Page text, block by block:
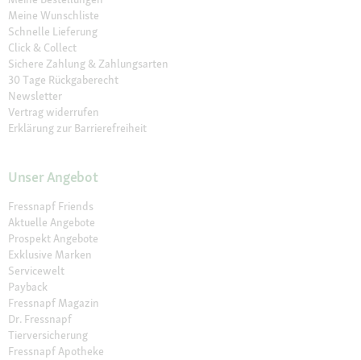
Meine Wunschliste
Schnelle Lieferung
Click & Collect
Sichere Zahlung & Zahlungsarten
30 Tage Rückgaberecht
Newsletter
Vertrag widerrufen
Erklärung zur Barrierefreiheit
Unser Angebot
Fressnapf Friends
Aktuelle Angebote
Prospekt Angebote
Exklusive Marken
Servicewelt
Payback
Fressnapf Magazin
Dr. Fressnapf
Tierversicherung
Fressnapf Apotheke